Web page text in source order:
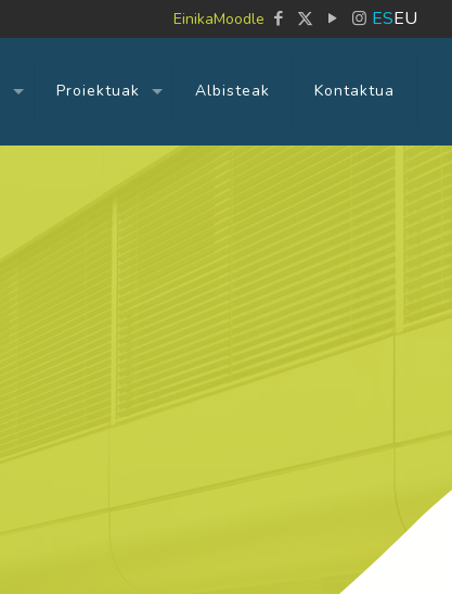
EinikaMoodle ESEU
Proiektuak Albisteak Kontaktua